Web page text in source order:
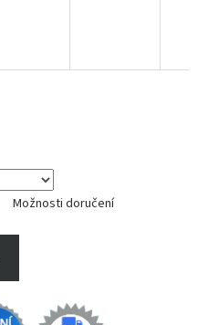
Možnosti doručení